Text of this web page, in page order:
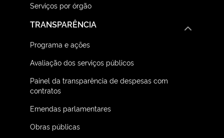
Serviços por órgão
TRANSPARÊNCIA
Programa e ações
Avaliação dos serviços públicos
Painel da transparência de despesas com
contratos
Emendas parlamentares
Obras públicas